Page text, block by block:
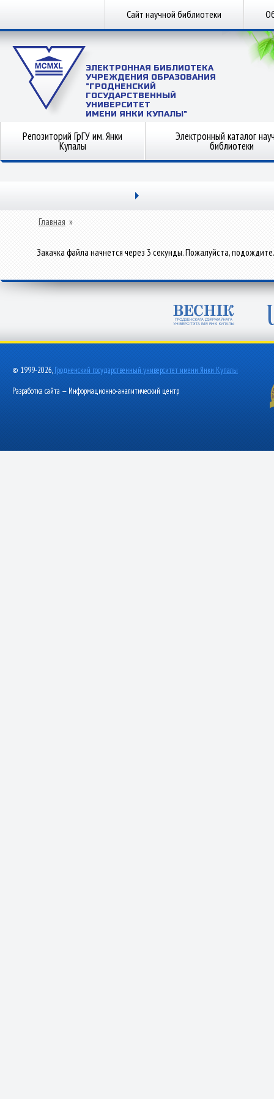
Сайт научной библиотеки
ЭЛЕКТРОННАЯ БИБЛИОТЕКА
УЧРЕЖДЕНИЯ ОБРАЗОВАНИЯ
"ГРОДНЕНСКИЙ
ГОСУДАРСТВЕННЫЙ
УНИВЕРСИТЕТ
ИМЕНИ ЯНКИ КУПАЛЫ"
Репозиторий ГрГУ им. Янки
Купалы
Электронный каталог
библиотеки
Главная »
Закачка файла начнется через 3 секунды. Пожалуйста, подождите.
© 1999-2026, Гродненский государственный университет имени Янки Купалы
Разработка сайта — Информационно-аналитический центр